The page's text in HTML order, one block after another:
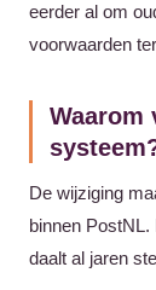
eerder al om
voorwaarden
Waarom
De wijziging
binnen
daalt al jaren